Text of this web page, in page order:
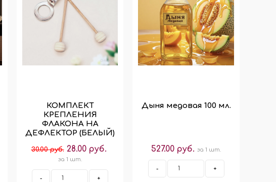
КОМПЛЕКТ
КРЕПЛЕНИЯ
ФЛАКОНА НА
ДЕФЛЕКТОР (БЕЛЫЙ)
30.00 руб. 28.00 руб.
за 1 шт.
- +
Дыня медовая 100 мл.
527.00 руб. за 1 шт.
- +